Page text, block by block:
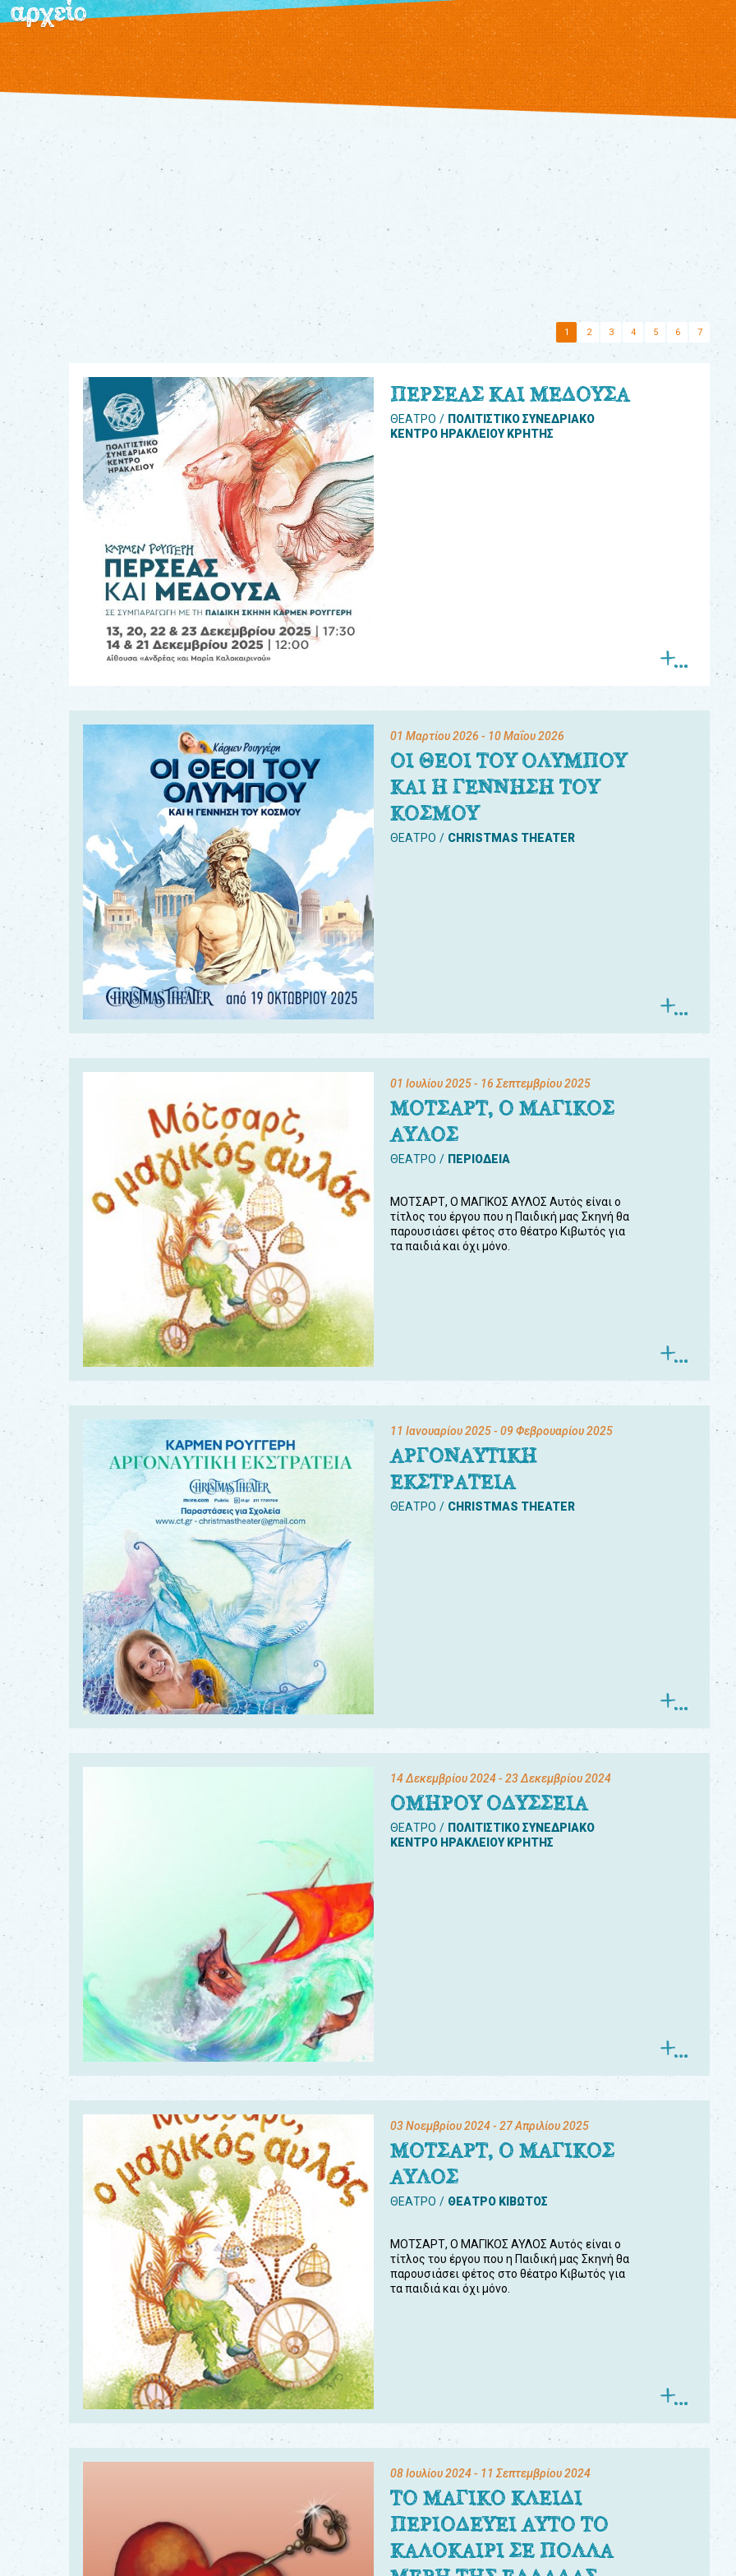
αρχείο
1 2 3 4 5 6 7
ΠΕΡΣΕΑΣ ΚΑΙ ΜΕΔΟΥΣΑ
ΘΕΑΤΡΟ
ΠΟΛΙΤΙΣΤΙΚΟ ΣΥΝΕΔΡΙΑΚΟ
ΚΕΝΤΡΟ ΗΡΑΚΛΕΙΟΥ ΚΡΗΤΗΣ
01 Μαρτίου 2026 - 10 Μαΐου 2026
ΟΙ ΘΕΟΙ ΤΟΥ ΟΛΥΜΠΟΥ
ΚΑΙ Η ΓΕΝΝΗΣΗ ΤΟΥ
ΚΟΣΜΟΥ
ΘΕΑΤΡΟ CHRISTMAS THEATER
01 Ιουλίου 2025- 16 Σεπτεμβρίου 2025
ΜΟΤΣΑΡΤ, Ο ΜΑΓΙΚΟΣ
ΑΥΛΟΣ
ΘΕΑΤΡΟ ΠΕΡΙΟΔΕΙΑ
ΜΟΤΣΑΡΤ, Ο ΜΑΓΙΚΟΣ ΑΥΛΟΣ Αυτός είναι ο
τίτλος του έργου που η Παιδική μας Σκηνή θα
παρουσιάσει φέτος στο θέατρο Κιβωτός για
τα παιδιά και όχι μόνο.
11 Ιανουαρίου 2025- 09 Φεβρουαρίου 2025
ΑΡΓΟΝΑΥΤΙΚΗ
ΕΚΣΤΡΑΤΕΙΑ
ΘΕΑΤΡΟ CHRISTMAS THEATER
14 Δεκεμβρίου 2024- 23 Δεκεμβρίου 2024
ΟΜΗΡΟΥ ΟΔΥΣΣΕΙΑ
ΘΕΑΤΡΟ
ΠΟΛΙΤΙΣΤΙΚΟ ΣΥΝΕΔΡΙΑΚΟ
ΚΕΝΤΡΟ ΗΡΑΚΛΕΙΟΥ ΚΡΗΤΗΣ
03 Νοεμβρίου 2024- 27 Απριλίου 2025
ΜΟΤΣΑΡΤ, Ο ΜΑΓΙΚΟΣ
ΑΥΛΟΣ
ΘΕΑΤΡΟ ΘΕΑΤΡΟ ΚΙΒΩΤΟΣ
ΜΟΤΣΑΡΤ, Ο ΜΑΓΙΚΟΣ ΑΥΛΟΣ Αυτός είναι ο
τίτλος του έργου που η Παιδική μας Σκηνή θα
παρουσιάσει φέτος στο θέατρο Κιβωτός για
τα παιδιά και όχι μόνο.
08 Ιουλίου 2024- 11 Σεπτεμβρίου 2024
ΤΟ ΜΑΓΙΚΟ ΚΛΕΙΔΙ
ΠΕΡΙΟΔΕΥΕΙ ΑΥΤΟ ΤΟ
ΚΑΛΟΚΑΙΡΙ ΣΕ ΠΟΛΛΑ